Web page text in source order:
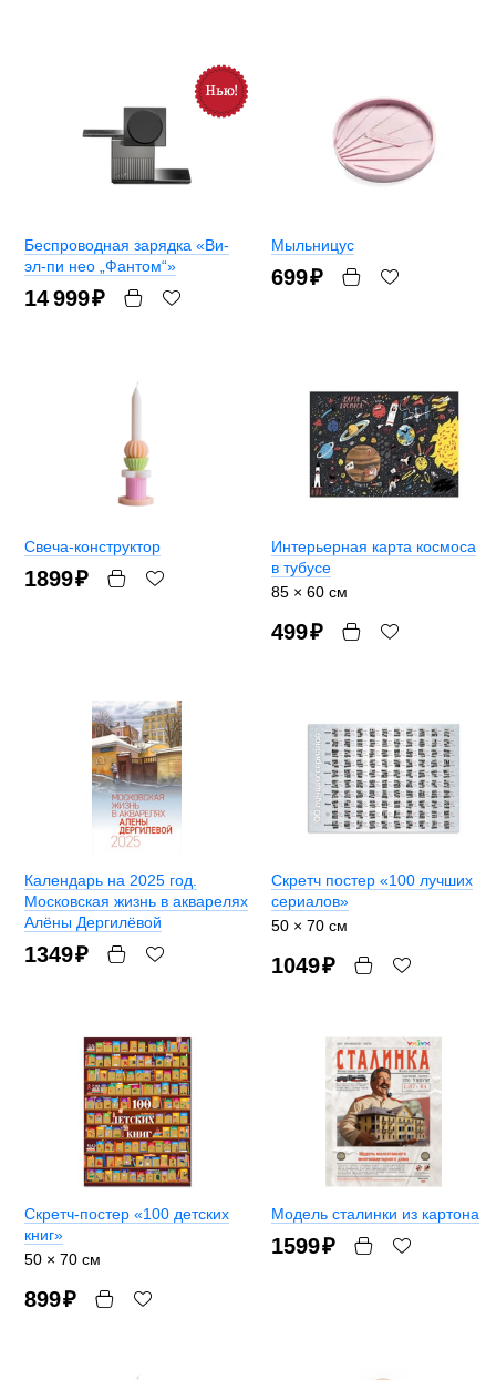
Беспроводная зарядка «Ви-
эл-пи нео „Фантом“»
14 999₽
Мыльницус
699₽
Свеча-конструктор
1899₽
Интерьерная карта космоса
в тубусе
85 × 60 см
499₽
Календарь на 2025 год.
Московская жизнь в акварелях
Алёны Дергилёвой
1349₽
Скретч постер «100 лучших
сериалов»
50 × 70 см
1049₽
Скретч-постер «100 детских
книг»
50 × 70 см
899₽
Модель сталинки из картона
1599₽